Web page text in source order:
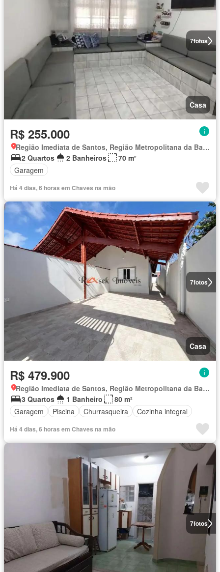
7fotos
Casa
R$ 255.000
Região Imediata de Santos, Região Metropolitana da Baixada Santista
2 Quartos
2 Banheiros
70 m²
Garagem
Há 4 dias, 6 horas em Chaves na mão
7fotos
Casa
R$ 479.900
Região Imediata de Santos, Região Metropolitana da Baixada Santista
3 Quartos
1 Banheiro
80 m²
Garagem
Piscina Churrasqueira Cozinha integral
Há 4 dias, 6 horas em Chaves na mão
7fotos